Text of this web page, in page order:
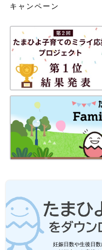
※記事の内容は記載当時の情
キャンペーン
妊娠日数や生後日